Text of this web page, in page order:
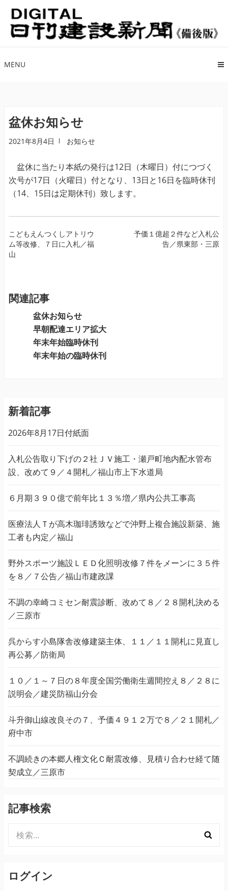
ナ
ビ
ゲ
シ
ス
キ
ッ
コ
ン
テ
ツ
ッ
プ
MENU
盆休お知らせ
2021年8月4日 お知らせ
盆休に当たり本紙の発行は12日（木曜日）付につづく
次号が17日（火曜日）付となり、13日と16日を臨時休刊
（14、15日は定期休刊）致します。
投
稿
ナ
ー
こどもえんつくしアトリウ
ム等改修、７日に入札／福
山
予価１億超２件など入札公
告／県東部・三原
関連記事
盆休お知らせ
早朝配達エリア拡大
年末年始臨時休刊
年末年始の臨時休刊
新着記事
2026年8月17日付紙面
入札公告取り下げの２社ＪＶ施工・瀬戸町地内配水管布
設、改めて９／４開札／福山市上下水道局
６月期３９０億で前年比１３％増／県内公共工事高
医療法人Ｔが高木珈琲誘致などで沖野上複合施設新築、施
工者も内定／福山
野外スポーツ施設ＬＥＤ化照明改修７件をメーンに３５件
を８／７公告／福山市建政課
不調の幸崎コミセン耐震診断、改めて８／２８開札決める
／三原市
呉からす小島隊舎改修建築主体、１１／１１開札に見直し
再公募／防衛局
１０／１～７日の８年度全国労働衛生週間控え８／２８に
説明会／建災防福山分会
斗升御山線改良その７、予価４９１２万で８／２１開札／
府中市
不調続きの本郷人権文化Ｃ耐震改修、見積り合わせ経て随
契成立／三原市
記事検索
索:
ログイン